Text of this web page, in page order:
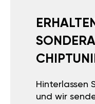
Hinterlassen
und wir